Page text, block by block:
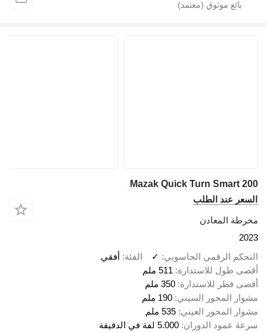
Mazak Quick Turn Smart 200
السعر عند الطلب
مخرطة المعادن
2023
التحكم الرقمي الحاسوبي
✓ الفئة أفقي
أقصى طول للاستدارة 511 ملم
أقصى قطر للاستدارة 350 ملم
مشوار المحور السيني 190 ملم
مشوار المحور العيني 535 ملم
سرعة عمود الدوران 5.000 لفة في الدقيقة